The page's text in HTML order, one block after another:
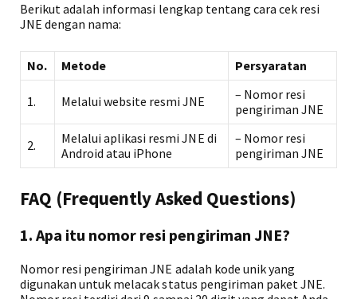
Berikut adalah informasi lengkap tentang cara cek resi
JNE dengan nama:
No. Metode Persyaratan
1. Melalui website resmi JNE
– Nomor resi
pengiriman JNE
2.
Melalui aplikasi resmi JNE di
Android atau iPhone
– Nomor resi
pengiriman JNE
FAQ (Frequently Asked Questions)
1. Apa itu nomor resi pengiriman JNE?
Nomor resi pengiriman JNE adalah kode unik yang
digunakan untuk melacak status pengiriman paket JNE.